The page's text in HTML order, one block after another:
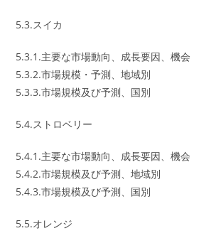
5.3.スイカ
5.3.1.主要な市場動向、成長要因、機会
5.3.2.市場規模・予測、地域別
5.3.3.市場規模及び予測、国別
5.4.ストロベリー
5.4.1.主要な市場動向、成長要因、機会
5.4.2.市場規模及び予測、地域別
5.4.3.市場規模及び予測、国別
5.5.オレンジ